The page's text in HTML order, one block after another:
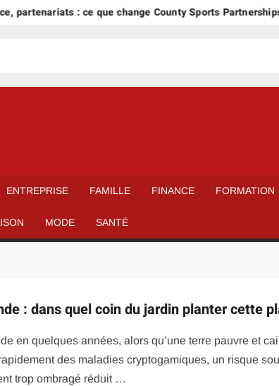
partenariats : ce que change County Sports
ENTREPRISE FAMILLE FINANCE FORMATION
MODE SANTÉ
: dans quel coin du jardin planter cette
en quelques années, alors qu’une terre pauvre et
des maladies cryptogamiques, un risque
trop ombragé réduit …